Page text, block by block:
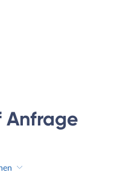
Anfrage